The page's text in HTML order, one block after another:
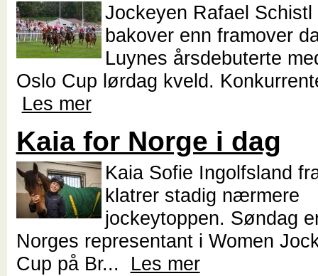
Jockeyen Rafael Schistl
bakover enn framover
Luynes årsdebuterte
Oslo Cup lørdag kveld.
Les mer
Kaia for Norge i dag
Kaia Sofie Ingolfsland
klatrer stadig nærmere
jockeytoppen. Søndag
Norges representant i Women
Cup på Br... Les mer